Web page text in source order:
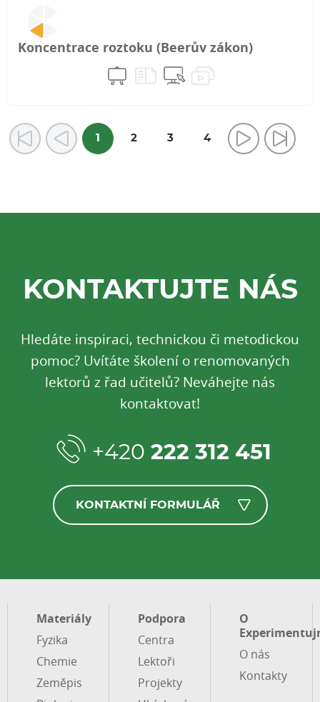
Koncentrace roztoku (Beerův zákon)
1 2 3 4
KONTAKTUJTE NÁS
Hledáte inspiraci, technickou či metodickou
pomoc? Uvítáte školení o renomovaných
lektorů z řad učitelů? Neváhejte nás
kontaktovat!
+420 222 312 451
KONTAKTNÍ FORMULÁŘ
Materiály
Fyzika
Chemie
Zeměpis
Podpora
Centra
Lektoři
Projekty
O
O nás
Kontakty